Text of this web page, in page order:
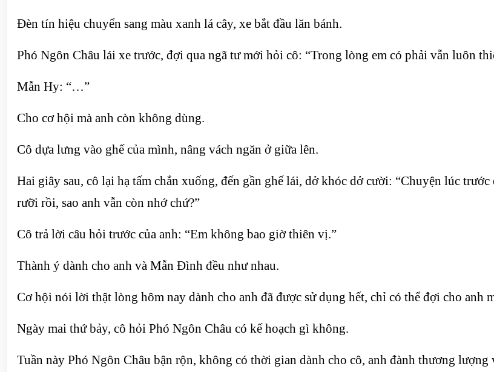
Đèn tín hiệu chuyển sang màu xanh lá cây, xe bắt đầu lăn bánh.
Phó Ngôn Châu lái xe trước, đợi qua ngã tư mới hỏi cô: “Trong lòng em có phải vẫn luôn
Mẫn Hy: “…”
Cho cơ hội mà anh còn không dùng.
Cô dựa lưng vào ghế của mình, nâng vách ngăn ở giữa lên.
Hai giây sau, cô lại hạ tấm chắn xuống, đến gần ghế lái, dở khóc dở cười: “Chuyện lúc
rưỡi rồi, sao anh vẫn còn nhớ chứ?”
Cô trả lời câu hỏi trước của anh: “Em không bao giờ thiên vị.”
Thành ý dành cho anh và Mẫn Đình đều như nhau.
Cơ hội nói lời thật lòng hôm nay dành cho anh đã được sử dụng hết, chỉ có thể đợi cho anh
Ngày mai thứ bảy, cô hỏi Phó Ngôn Châu có kế hoạch gì không.
Tuần này Phó Ngôn Châu bận rộn, không có thời gian dành cho cô, anh đành thương lượng